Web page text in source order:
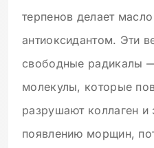
терпенов делает
антиоксидантом. Эти
свободные радикалы
молекулы, которые
разрушают коллаген и
появлению морщин,